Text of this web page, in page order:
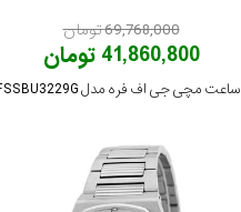
69,768,000 تومان
41,860,800 تومان
ساعت مچی جی اف فره مدل GFSSBU3229G